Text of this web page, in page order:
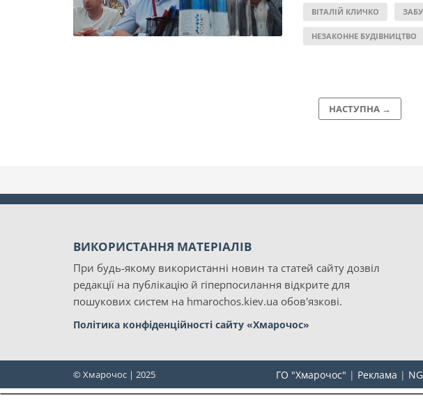
ВІТАЛІЙ КЛИЧКО
НЕЗАКОННЕ БУДІВНИЦТВО
НАСТУПНА →
ВИКОРИСТАННЯ МАТЕРІАЛІВ
При будь-якому використанні новин та статей сайту дозвіл
редакції на публікацію й гіперпосилання відкрите для
пошукових систем на hmarochos.kiev.ua обов'язкові.
Політика конфіденційності сайту «Хмарочос»
© Хмарочос | 2025 ГО "Хмарочос" | Реклама |